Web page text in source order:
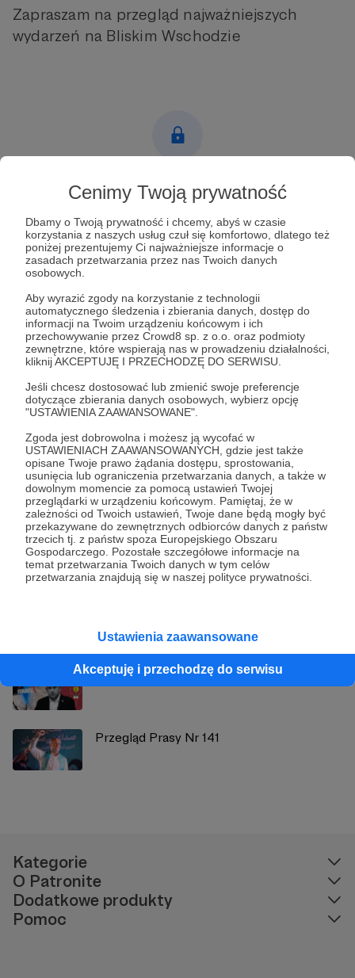
Cenimy Twoją prywatność
Dbamy o Twoją prywatność i chcemy, abyś w czasie
korzystania z naszych usług czuł się komfortowo, dlatego też
poniżej prezentujemy Ci najważniejsze informacje o
zasadach przetwarzania przez nas Twoich danych
osobowych.
Aby wyrazić zgody na korzystanie z technologii
automatycznego śledzenia i zbierania danych, dostęp do
informacji na Twoim urządzeniu końcowym i ich
przechowywanie przez Crowd8 sp. z o.o. oraz podmioty
zewnętrzne, które wspierają nas w prowadzeniu działalności,
kliknij AKCEPTUJĘ I PRZECHODZĘ DO SERWISU.
Jeśli chcesz dostosować lub zmienić swoje preferencje
dotyczące zbierania danych osobowych, wybierz opcję
"USTAWIENIA ZAAWANSOWANE".
Zgoda jest dobrowolna i możesz ją wycofać w
USTAWIENIACH ZAAWANSOWANYCH, gdzie jest także
opisane Twoje prawo żądania dostępu, sprostowania,
usunięcia lub ograniczenia przetwarzania danych, a także w
dowolnym momencie za pomocą ustawień Twojej
przeglądarki w urządzeniu końcowym. Pamiętaj, że w
zależności od Twoich ustawień, Twoje dane będą mogły być
przekazywane do zewnętrznych odbiorców danych z państw
trzecich tj. z państw spoza Europejskiego Obszaru
Gospodarczego. Pozostałe szczegółowe informacje na
temat przetwarzania Twoich danych w tym celów
przetwarzania znajdują się w naszej polityce prywatności.
Ustawienia zaawansowane
Akceptuję i przechodzę do serwisu
Zapraszam na przegląd najważniejszych
wydarzeń na Bliskim Wschodzie
Post dostępny tylko dla Patronów
Zostań Patronem
Zaloguj się
Udostępnij
Puls Lewantu & Puls Zagranicy
Zobacz profil autora
Zobacz również
Inwazja na Liban?
Przegląd Prasy Nr 141
Kategorie
O Patronite
Dodatkowe produkty
Pomoc